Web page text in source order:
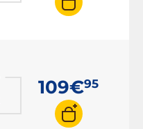
109€95